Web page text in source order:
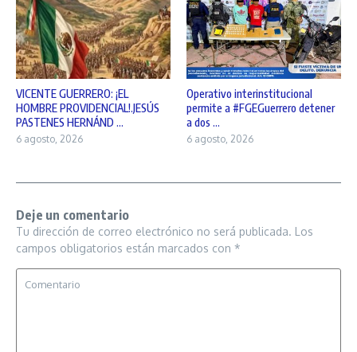
VICENTE GUERRERO: ¡EL
HOMBRE PROVIDENCIAL!.JESÚS
PASTENES HERNÁND ...
6 agosto, 2026
Operativo interinstitucional
permite a #FGEGuerrero detener
a dos ...
6 agosto, 2026
Deje un comentario
Tu dirección de correo electrónico no será publicada. Los
campos obligatorios están marcados con *